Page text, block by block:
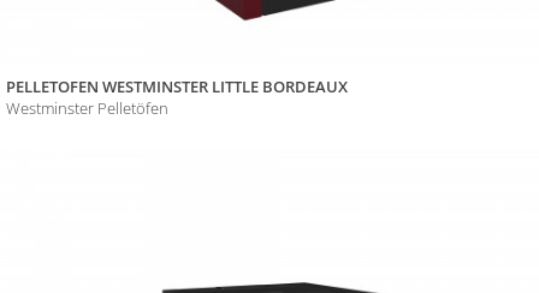
PELLETOFEN WESTMINSTER LITTLE BORDEAUX
Westminster Pelletöfen